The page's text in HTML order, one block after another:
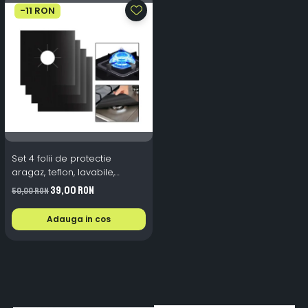
-11 RON
Set 4 folii de protectie
aragaz, teflon, lavabile,
reutilizabile, Negru/Gri
50,00 RON39,00 RON
Adauga in cos